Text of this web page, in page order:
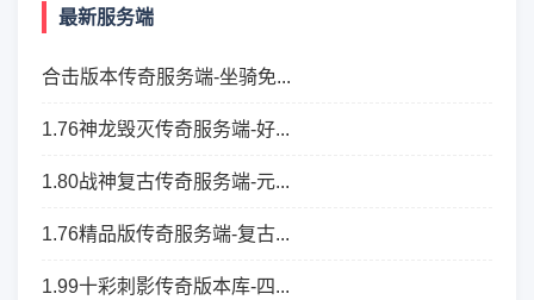
最新服务端
合击版本传奇服务端-坐骑免...
1.76神龙毁灭传奇服务端-好...
1.80战神复古传奇服务端-元...
1.76精品版传奇服务端-复古...
1.99十彩刺影传奇版本库-四...